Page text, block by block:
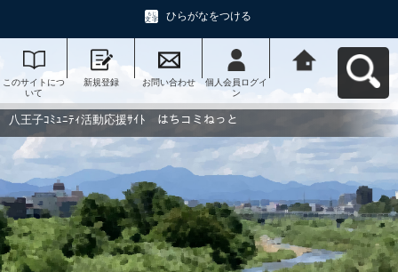
ひらがなをつける
このサイトにつ
いて
新規登録 お問い合わせ
個人会員ログイ
ン
動応援ｻｲﾄ はち
コミねっとへ戻
八王子ｺﾐｭﾆﾃｨ活動応援ｻｲﾄ はちコミねっと